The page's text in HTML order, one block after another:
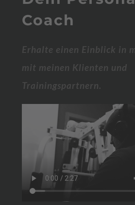
Coach
Erhalte einen Einblick in
mit meinen Klienten und
Trainingspartnern.